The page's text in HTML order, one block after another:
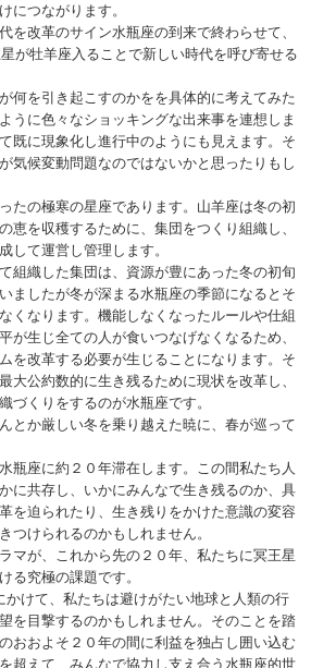
につながります。
を改革のサイン水瓶座の到来で終わらせて、
が牡羊座入ることで新しい時代を呼び寄せる
何を引き起こすのかをを具体的に考えてみた
うに色々なショッキングな出来事を連想しま
既に現象化し進行中のようにも見えます。そ
気候変動問題なのではないかと思ったりもし
たの極寒の星座であります。山羊座は冬の初
恵を収穫するために、集団をつくり組織し、
して運営し管理します。
組織した集団は、資源が豊にあった冬の初旬
ましたが冬が深まる水瓶座の季節になるとそ
くなります。機能しなくなったルールや仕組
が生じ全ての人が食いつなげなくなるため、
を改革する必要が生じることになります。そ
大公約数的に生き残るために現状を改革し、
づくりをするのが水瓶座です。
とか厳しい冬を乗り越えた暁に、春が巡って
瓶座に約２０年滞在します。この間私たち人
に共存し、いかにみんなで生き残るのか、具
を迫られたり、生き残りをかけた意識の変容
つけられるのかもしれません。
マが、これから先の２０年、私たちに冥王星
る究極の課題です。
かけて、私たちは避けがたい地球と人類の行
を目撃するのかもしれません。そのことを踏
おおよそ２０年の間に利益を独占し囲い込む
超えて、みんなで協力し支え合う水瓶座的世